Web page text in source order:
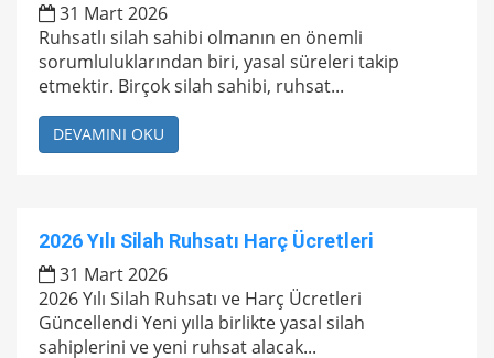
31 Mart 2026
Ruhsatlı silah sahibi olmanın en önemli
sorumluluklarından biri, yasal süreleri takip
etmektir. Birçok silah sahibi, ruhsat...
DEVAMINI OKU
2026 Yılı Silah Ruhsatı Harç Ücretleri
31 Mart 2026
2026 Yılı Silah Ruhsatı ve Harç Ücretleri
Güncellendi Yeni yılla birlikte yasal silah
sahiplerini ve yeni ruhsat alacak...